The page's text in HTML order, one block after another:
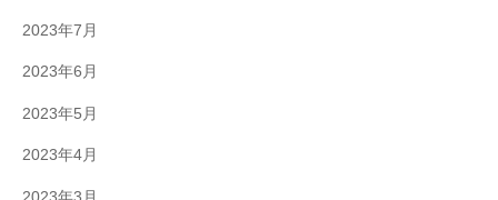
2023年7月
2023年6月
2023年5月
2023年4月